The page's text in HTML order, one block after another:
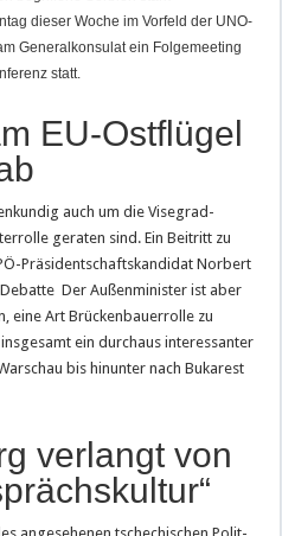
dieser Woche im Vorfeld der UNO-
Generalkonsulat ein Folgemeeting
statt.
EU-Ostflügel
auch um die Visegrad-
geraten sind. Ein Beitritt zu
Präsidentschaftskandidat Norbert
Der Außenminister ist aber
eine Art Brückenbauerrolle zu
ein durchaus interessanter
bis hinunter nach Bukarest
verlangt von